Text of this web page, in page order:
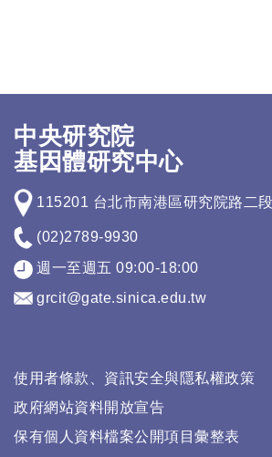
中央研究院
基因體研究中心
115201 台北市南港區研究院路二
(02)2789-9930
週一至週五 09:00-18:00
grcit@gate.sinica.edu.tw
使用者條款、資訊安全與隱私權政策
政府網站資料開放宣告
保有個人資料檔案公開項目彙整表